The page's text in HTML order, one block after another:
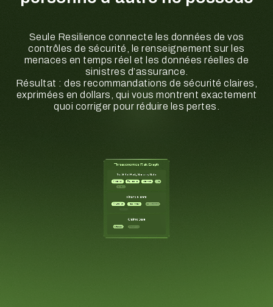
Seule Resilience connecte les données de vos
contrôles de sécurité, le renseignement sur les
menaces en temps réel et les données réelles de
sinistres d’assurance.
Résultat : des recommandations de sécurité claires,
exprimées en dollars, qui vous montrent exactement
quoi corriger pour réduire les pertes.